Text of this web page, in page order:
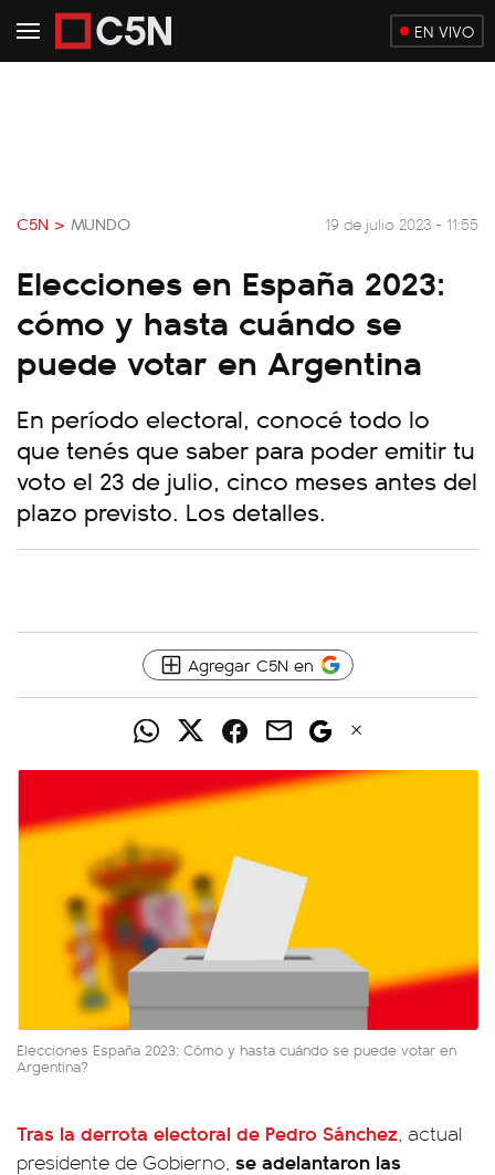
EN VIVO
C5N > MUNDO 19 de julio 2023 - 11:55
Elecciones en España 2023:
cómo y hasta cuándo se
puede votar en Argentina
En período electoral, conocé todo lo
que tenés que saber para poder emitir tu
voto el 23 de julio, cinco meses antes del
plazo previsto. Los detalles.
Agregar C5N en
Elecciones España 2023: Cómo y hasta cuándo se puede votar en
Argentina?
Tras la derrota electoral de Pedro Sánchez, actual
presidente de Gobierno, se adelantaron las